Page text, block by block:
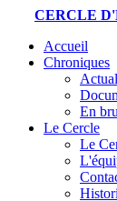
CERCLE
Accueil
Chroniques
En
Le Cercle
Le